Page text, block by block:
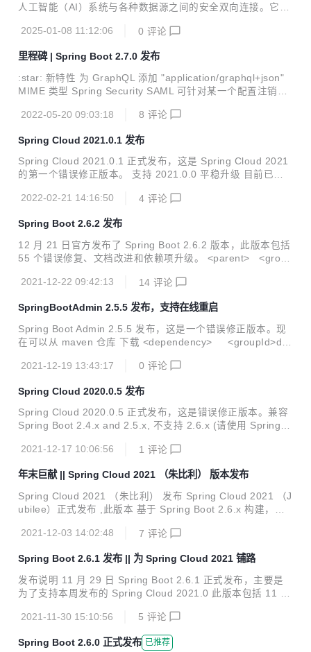
人工智能（AI）系统与各种数据源之间的安全双向连接。它为
部数据，从而取代了以往需要为每个数据源定制集成的复杂做
2025-01-08 11:12:06 0 评论
里程碑 | Spring Boot 2.7.0 发布
:star: 新特性 为 GraphQL 添加 "application/graphql+json"
MIME 类型 Spring Security SAML 可针对某一个配置注销策
用@PropertySource 3 配置的属性具有更高的优先级 WebCli
不完整#31079 Statsd 组件缺少 buffered 和 step 属性的配置
WebFlux 端点的请求调试日志记录格式化为字符串方便阅读
@ConditionalOn...
2022-05-20 09:03:18 8 评论
Spring Cloud 2021.0.1 发布
Spring Cloud 2021.0.1 正式发布，这是 Spring Cloud 2021
的第一个错误修正版本。 支持 2021.0.0 平稳升级 目前已经
> <dependencies> <dependency> <groupId>org.springfra
encies</artifactId> <version>...
2022-02-21 14:16:50 4 评论
Spring Boot 2.6.2 发布
12 月 21 日官方发布了 Spring Boot 2.6.2 版本，此版本包括
55 个错误修复、文档改进和依赖项升级。 <parent> <group
g-boot-starter-parent</artifactId> <version>2.6.2</versio
r 被覆盖以使用属性类型的子类时，配置属性绑定期间使用的
getter 和 setter 会有所不...
2021-12-22 09:42:13 14 评论
SpringBootAdmin 2.5.5 发布，支持在线重启
Spring Boot Admin 2.5.5 发布，这是一个错误修正版本。现
在可以从 maven 仓库 下载 <dependency> <groupId>de.
arter-client</artifactId> <version>2.5.5</version> </de
groupId> <artifactId>spring-boot-admi...
2021-12-19 13:43:17 0 评论
Spring Cloud 2020.0.5 发布
Spring Cloud 2020.0.5 正式发布，这是错误修正版本。兼容
Spring Boot 2.4.x and 2.5.x, 不支持 2.6.x (请使用 Spring C
endencyManagement> <dependencies> <depend
pId> <artifactId>spring-cloud-dependencies</artif
ac...
2021-12-17 10:06:56 1 评论
年末巨献 || Spring Cloud 2021 （朱比利） 版本发布
Spring Cloud 2021 （朱比利） 发布 Spring Cloud 2021 （J
ubilee）正式发布 ,此版本 基于 Spring Boot 2.6.x 构建，不
库下载 <dependency> <groupId>org.springframewor
es</artifactId> <version>2021.0.0</version> <type>p
om</typ...
2021-12-03 14:02:48 7 评论
Spring Boot 2.6.1 发布 || 为 Spring Cloud 2021 铺路
发布说明 11 月 29 日 Spring Boot 2.6.1 正式发布，主要是
为了支持本周发布的 Spring Cloud 2021.0 此版本包括 11 个
Exception 的操作消息中的 matching-strategy 属性的名称不
正确#28839 修复 ErrorPageSecurityFilter 部署到 Servlet 3.
1 的兼容问题 #28790 QuartzDataSourceScriptDatabaseIni
2021-11-30 15:10:56 5 评论
Spring Boot 2.6.0 正式发布 已推荐